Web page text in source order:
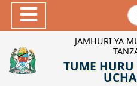
JAMHURI YA
TUME HURU
Hotuba
Maktaba ya Picha
Maktaba ya Video
INEC-TZ Online TV